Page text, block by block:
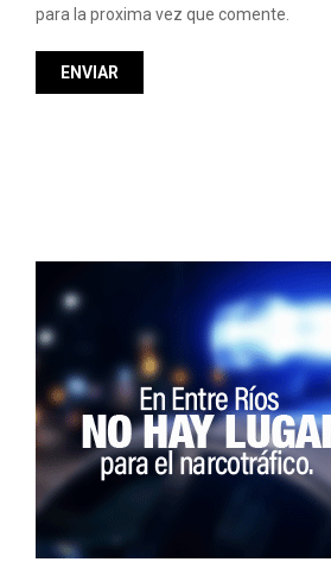
para la proxima vez que comente.